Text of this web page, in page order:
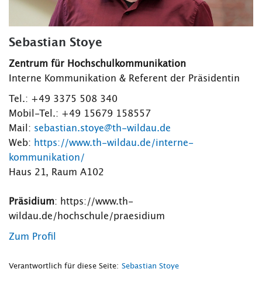
Sebastian Stoye
Zentrum für Hochschulkommunikation
Interne Kommunikation & Referent der Präsidentin
Tel.: +49 3375 508 340
Mobil-Tel.: +49 15679 158557
Mail: sebastian.stoye@th-wildau.de
Web: https://www.th-wildau.de/interne-
kommunikation/
Haus 21, Raum A102
Präsidium: https://www.th-
wildau.de/hochschule/praesidium
Zum Profil
Verantwortlich für diese Seite: Sebastian Stoye